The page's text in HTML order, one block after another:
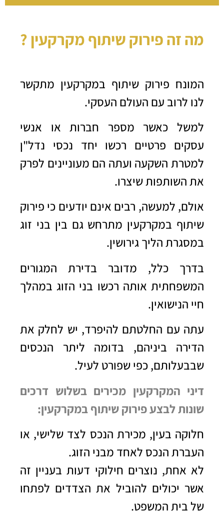
מה זה פירוק שיתוף מקרקעין ?
המונח פירוק שיתוף במקרקעין מתקשר
לנו לרוב עם העולם העסקי.
למשל כאשר מספר חברות או אנשי
עסקים פרטיים רכשו יחד נכסי נדל"ן
למטרת השקעה ועתה הם מעוניינים לפרק
את השותפות שיצרו.
אולם, למעשה, רבים אינם יודעים כי פירוק
שיתוף במקרקעין מתרחש גם בין בני זוג
במסגרת הליך גירושין.
בדרך כלל, מדובר בדירת המגורים
המשפחתית אותה רכשו בני הזוג במהלך
חיי הנישואין.
עתה עם החלטתם להיפרד, יש לחלק את
הדירה ביניהם, בדומה ליתר הנכסים
שבבעלותם, כפי שפורט לעיל.
דיני המקרקעין מכירים בשלוש דרכים
שונות לבצע פירוק שיתוף במקרקעין:
חלוקה בעין, מכירת הנכס לצד שלישי, או
העברת הנכס לאחד מבני הזוג.
לא אחת, נוצרים חילוקי דעות בעניין זה
אשר יכולים להוביל את הצדדים לפתחו
של בית המשפט.